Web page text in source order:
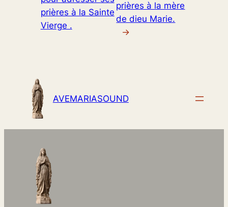
prières à la Sainte
Vierge .
prières à la mère
de dieu Marie.
→
AVEMARIASOUND